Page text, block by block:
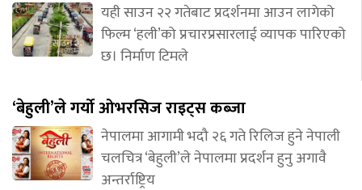
यही साउन २२ गतेबाट प्रदर्शनमा आउन लागेको
फिल्म ‘हली’को प्रचारप्रसारलाई व्यापक पारिएको
छ। निर्माण टिमले
‘बेहुली’ले गर्यो ओभरसिज राइट्स कब्जा
नेपालमा आगामी भदौ २६ गते रिलिज हुने नेपाली
चलचित्र ‘बेहुली’ले नेपालमा प्रदर्शन हुनु अगावै
अन्तर्राष्ट्रिय